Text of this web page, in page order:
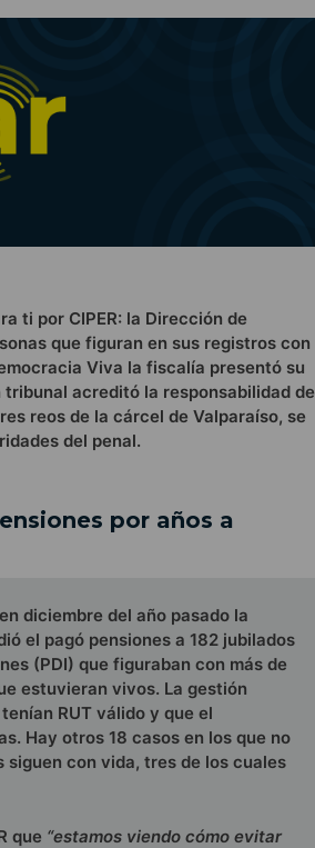
ti por CIPER: la Dirección de
que figuran en sus registros con
Viva la fiscalía presentó su
acreditó la responsabilidad de
reos de la cárcel de Valparaíso, se
del penal.
por años a
diciembre del año pasado la
el pagó pensiones a 182 jubilados
(PDI) que figuraban con más de
estuvieran vivos. La gestión
RUT válido y que el
Hay otros 18 casos en los que no
con vida, tres de los cuales
que “estamos viendo cómo evitar